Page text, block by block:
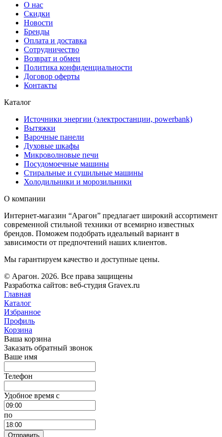
О нас
Скидки
Новости
Бренды
Оплата и доставка
Сотрудничество
Возврат и обмен
Политика конфиденциальности
Договор оферты
Контакты
Каталог
Источники энергии (электростанции, powerbank)
Вытяжки
Варочные панели
Духовые шкафы
Микроволновые печи
Посудомоечные машины
Стиральные и сушильные машины
Холодильники и морозильники
О компании
Интернет-магазин “Арагон” предлагает широкий ассортимент
современной стильной техники от всемирно известных
брендов. Поможем подобрать идеальный вариант в
зависимости от предпочтений наших клиентов.
Мы гарантируем качество и доступные цены.
© Арагон. 2026. Все права защищены
Разработка сайтов: веб-студия Gravex.ru
Главная
Каталог
Избранное
Профиль
Корзина
Ваша корзина
Заказать обратный звонок
Ваше имя
Телефон
Удобное время c
по
Отправить